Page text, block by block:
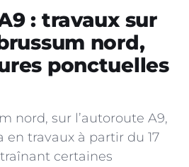
: travaux sur
nord,
ponctuelles
nord, sur l’autoroute A9,
en travaux à partir du 17
certaines